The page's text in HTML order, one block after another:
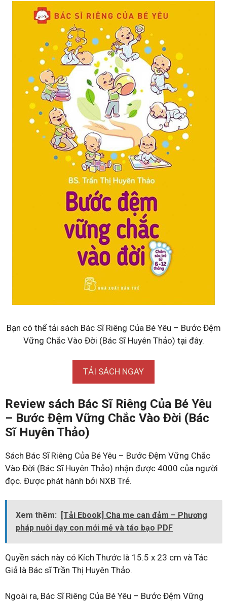
Bạn có thể tải sách Bác Sĩ Riêng Của Bé Yêu – Bước Đệm
Vững Chắc Vào Đời (Bác Sĩ Huyên Thảo) tại đây.
TẢI SÁCH NGAY
Review sách Bác Sĩ Riêng Của Bé Yêu
– Bước Đệm Vững Chắc Vào Đời (Bác
Sĩ Huyên Thảo)
Sách Bác Sĩ Riêng Của Bé Yêu – Bước Đệm Vững Chắc
Vào Đời (Bác Sĩ Huyên Thảo) nhận được 4000 của người
đọc. Được phát hành bởi NXB Trẻ.
Xem thêm:
[Tải Ebook] Cha mẹ can đảm – Phương
pháp nuôi dạy con mới mẻ và táo bạo PDF
Quyền sách này có Kích Thước là 15.5 x 23 cm và Tác
Giả là Bác sĩ Trần Thị Huyên Thảo.
Ngoài ra, Bác Sĩ Riêng Của Bé Yêu – Bước Đệm Vững